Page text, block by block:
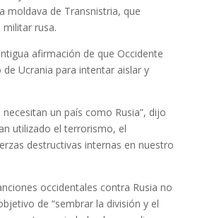
moldava de Transnistria, que
militar rusa.
afirmación de que Occidente
Ucrania para intentar aislar y
un país como Rusia”, dijo
utilizado el terrorismo, el
destructivas internas en nuestro
occidentales contra Rusia no
de “sembrar la división y el